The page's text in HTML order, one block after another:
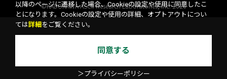
©KADOKAWA ASCII Research Laboratories, Inc. 2026
以降のページに遷移した場合、Cookieの設定や使用に同意したこ
とになります。Cookieの設定や使用の詳細、オプトアウトについ
ては詳細 をご覧ください。
同意する
＞プライバシーポリシー